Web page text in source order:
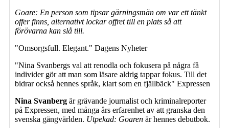
Goare: En person som tipsar gärningsmän om var ett tänkt
offer finns, alternativt lockar offret till en plats så att
förövarna kan slå till.
"Omsorgsfull. Elegant." Dagens Nyheter
"Nina Svanbergs val att renodla och fokusera på några få
individer gör att man som läsare aldrig tappar fokus. Till det
bidrar också hennes språk, klart som en fjällbäck" Expressen
Nina Svanberg är grävande journalist och kriminalreporter
på Expressen, med många års erfarenhet av att granska den
svenska gängvärlden. Utpekad: Goaren är hennes debutbok.